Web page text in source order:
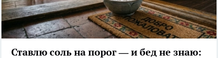
Ставлю соль на порог — и бед не знаю: